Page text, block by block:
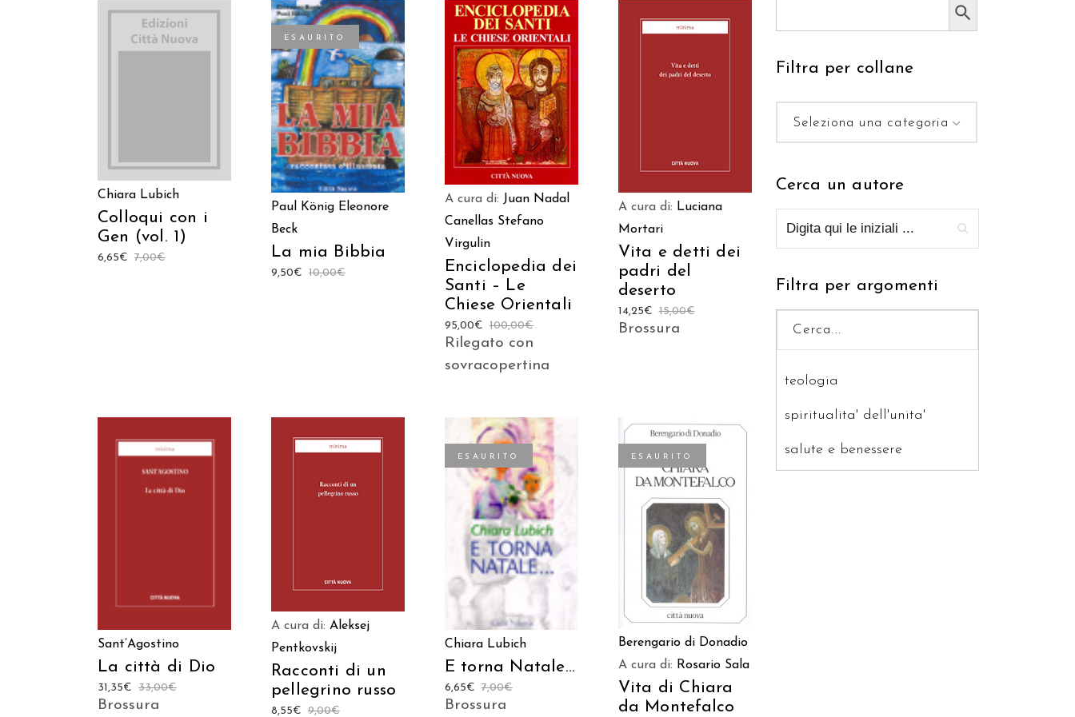
Chiara Lubich
Colloqui con i
Gen (vol. 1)
7,00€
6,65€
ESAURITO
LEGGI TUTTO
Paul König Eleonore
Beck
La mia Bibbia
10,00€
9,50€
AGGIUNGI AL CARRELLO
A cura di: Juan Nadal
Canellas Stefano
Virgulin
Enciclopedia dei
Santi – Le
Chiese Orientali
100,00€
95,00€
Rilegato con
sovracopertina
A cura di: Luciana
Mortari
Vita e detti dei
padri del
deserto
15,00€
14,25€
Brossura
Sant’Agostino
La città di Dio
33,00€
31,35€
Brossura
A cura di: Aleksej
Pentkovskij
Racconti di un
pellegrino russo
9,00€
8,55€
ESAURITO
LEGGI TUTTO
Chiara Lubich
E torna Natale…
7,00€
6,65€
Brossura
ESAURITO
LEGGI TUTTO
Berengario di Donadio
A cura di: Rosario Sala
Vita di Chiara
da Montefalco
Filtra per collane
Seleziona una categoria
Cerca un autore
Filtra per argomenti
teologia
spiritualita' dell'unita'
salute e benessere